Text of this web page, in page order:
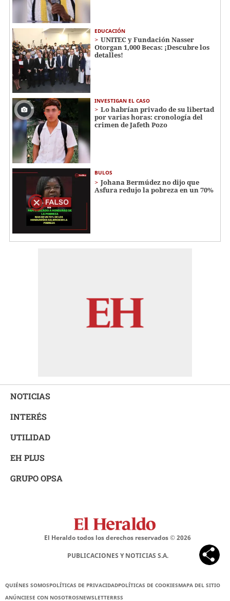
EDUCACIÓN
UNITEC y Fundación Nasser
Otorgan 1,000 Becas: ¡Descubre los
detalles!
INVESTIGAN EL CASO
Lo habrían privado de su libertad
por varias horas: cronología del
crimen de Jafeth Pozo
BULOS
Johana Bermúdez no dijo que
Asfura redujo la pobreza en un 70%
NOTICIAS
INTERÉS
UTILIDAD
EH PLUS
GRUPO OPSA
El Heraldo todos los derechos reservados ©2026
PUBLICACIONES Y NOTICIAS S.A.
QUIÉNES SOMOSPOLÍTICAS DE PRIVACIDADPOLÍTICAS DE COOKIESMAPA DEL SITIO
ANÚNCIESE CON NOSOTROSNEWSLETTERRSS